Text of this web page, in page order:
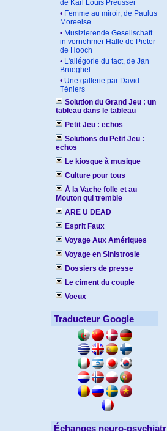
de Karl Louis Preusser
• Femme au miroir, de Paulus
Moreelse
• Musizierende Gesellschaft
in vornehmer Halle de Pieter
de Hooch
• L'allégorie du tact, de Jan
Brueghel
• Une gallerie par David
Téniers
Solution du Grand Jeu : un
tableau dans le tableau
Petit Jeu : echos
Solutions du Petit Jeu :
echos
Le kiosque à musique
Culture pour tous
À la Vache folle et au
Mouton qui tremble
ARE U DEAD
Esprit Faux
Voyage Aux Amériques
Voyage en Sinistrosie
Dossiers de presse
Le ciment du couple
Voeux
Traducteur Google
Échanges neuro-